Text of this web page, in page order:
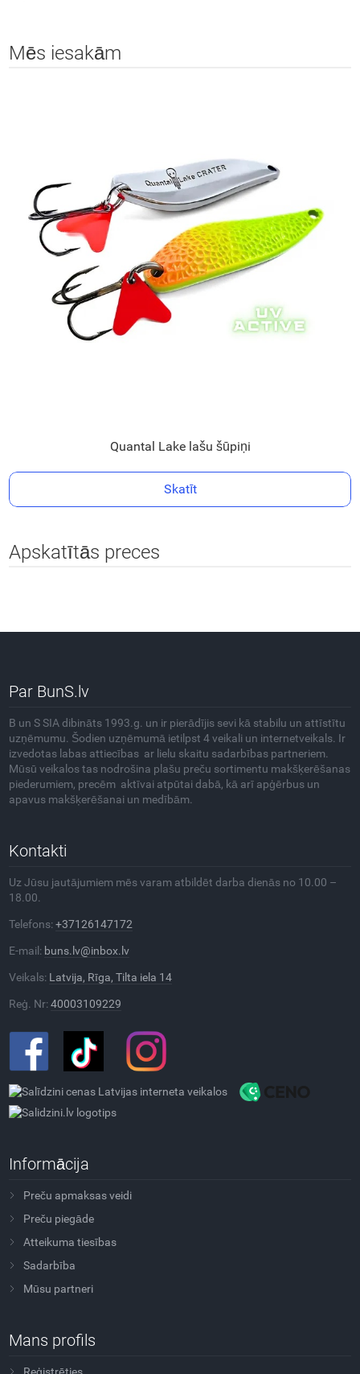
Mēs iesakām
Quantal Lake lašu šūpiņi
Skatīt
Apskatītās preces
Par BunS.lv
B un S SIA dibināts 1993.g. un ir pierādījis sevi kā stabilu un attīstītu
uzņēmumu. Šodien uzņēmumā ietilpst 4 veikali un internetveikals. Ir
izvedotas labas attiecības ar lielu skaitu sadarbības partneriem.
Mūsū veikalos tas nodrošina plašu preču sortimentu makšķerēšanas
piederumiem, precēm aktīvai atpūtai dabā, kā arī apģērbus un
apavus makšķerēšanai un medībām.
Kontakti
Uz Jūsu jautājumiem mēs varam atbildēt darba dienās no 10.00 –
18.00.
Telefons:+37126147172
E-mail: buns.lv@inbox.lv
Veikals: Latvija, Rīga, Tilta iela 14
Reģ. Nr:40003109229
Informācija
Preču apmaksas veidi
Preču piegāde
Atteikuma tiesības
Sadarbība
Mūsu partneri
Mans profils
Reģistrēties